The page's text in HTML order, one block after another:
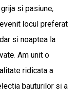
si pasiune,
locul preferat
si noaptea la
Am unit o
ridicata a
bauturilor si a